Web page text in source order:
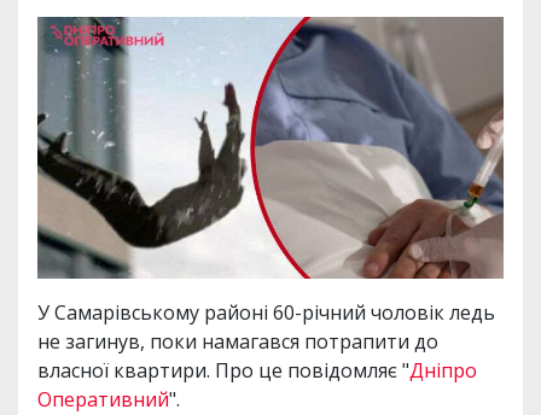
У Самарівському районі 60-річний чоловік ледь
не загинув, поки намагався потрапити до
власної квартири. Про це повідомляє "Дніпро
Оперативний".